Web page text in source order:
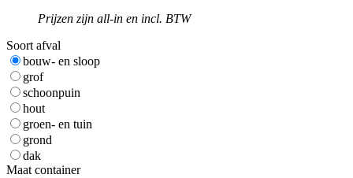
Prijzen zijn all-in en incl. BTW
Soort afval
bouw- en sloop
grof
schoonpuin
hout
groen- en tuin
grond
dak
Maat container